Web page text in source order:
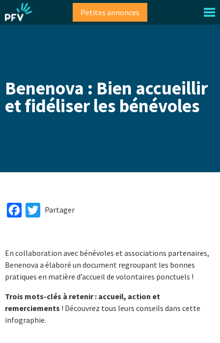
au
contenu
Petites annonces
Benenova : Bien accueillir
et fidéliser les bénévoles
FacebookTwitter
Partager
En collaboration avec bénévoles et associations partenaires,
Benenova a élaboré un document regroupant les bonnes
pratiques en matière d’accueil de volontaires ponctuels !
Trois mots-clés à retenir : accueil, action et
remerciements ! Découvrez tous leurs conseils dans cette
infographie.